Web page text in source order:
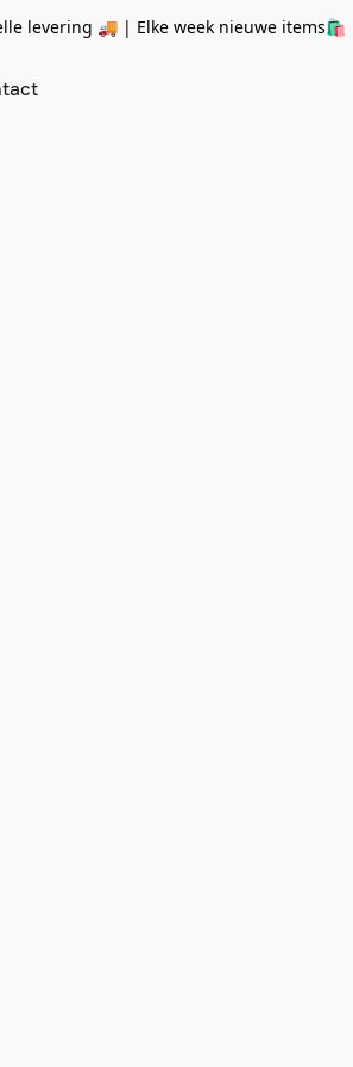
levering 🚚 | Elke week nieuwe items🛍